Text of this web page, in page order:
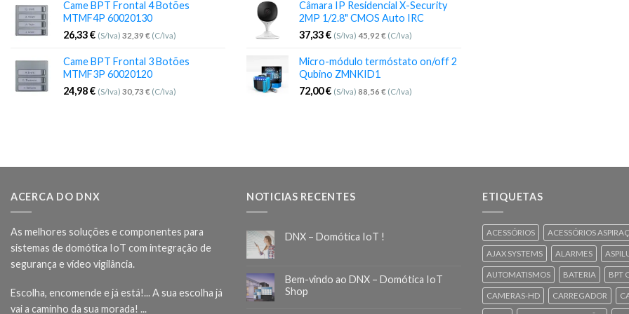
Came BPT Frontal 4 Botões
MTMF4P 60020130
26,33€ (S/Iva) 32,39 € (C/Iva)
Came BPT Frontal 3 Botões
MTMF3P 60020120
24,98€ (S/Iva) 30,73 € (C/Iva)
Câmara IP Residencial X-Security
2MP 1/2.8" CMOS Auto IRC
37,33€ (S/Iva) 45,92 € (C/Iva)
Micro-módulo termóstato on/off 2
Qubino ZMNKID1
72,00€ (S/Iva) 88,56 € (C/Iva)
ACERCA DO DNX
As melhores soluções e componentes para
sistemas de domótica IoT com integração de
segurança e vídeo vigilância.
Escolha, encomende e já está!... A sua escolha já
vai a caminho da sua morada! ...
NOTICIAS RECENTES
DNX – Domótica IoT !
Bem-vindo ao DNX – Domótica IoT
Shop
ETIQUETAS
ACESSÓRIOS ACESSÓRIOS
AJAX SYSTEMS ALARMES
AUTOMATISMOS BATERIA BPT
CAMERAS-HD CARREGADOR